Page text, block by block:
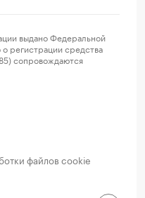
выдано Федеральной
регистрации средства
сопровождаются
файлов cookie